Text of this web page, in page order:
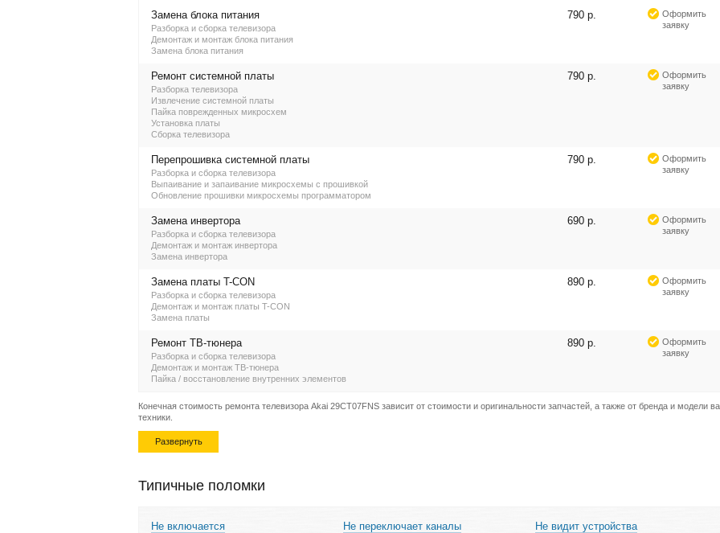
Замена блока питания
Разборка и сборка телевизора
Демонтаж и монтаж блока питания
Замена блока питания
790 р.
Оформить
заявку
Ремонт системной платы
Разборка телевизора
Извлечение системной платы
Пайка поврежденных микросхем
Установка платы
Сборка телевизора
790 р.
Оформить
заявку
Перепрошивка системной платы
Разборка и сборка телевизора
Выпаивание и запаивание микросхемы с прошивкой
Обновление прошивки микросхемы программатором
790 р.
Оформить
заявку
Замена инвертора
Разборка и сборка телевизора
Демонтаж и монтаж инвертора
Замена инвертора
690 р.
Оформить
заявку
Замена платы T-CON
Разборка и сборка телевизора
Демонтаж и монтаж платы T-CON
Замена платы
890 р.
Оформить
заявку
Ремонт ТВ-тюнера
Разборка и сборка телевизора
Демонтаж и монтаж ТВ-тюнера
Пайка / восстановление внутренних элементов
890 р.
Оформить
заявку
Конечная стоимость ремонта телевизора Akai 29CT07FNS зависит от стоимости и оригинальности запчастей, а также от бренда и модели
техники.
Развернуть
Типичные поломки
Не включается Не переключает каналы Не видит устройства